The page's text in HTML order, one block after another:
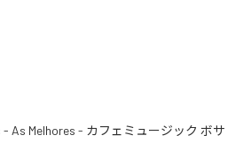
- As Melhores - カフェミュージック ボサ